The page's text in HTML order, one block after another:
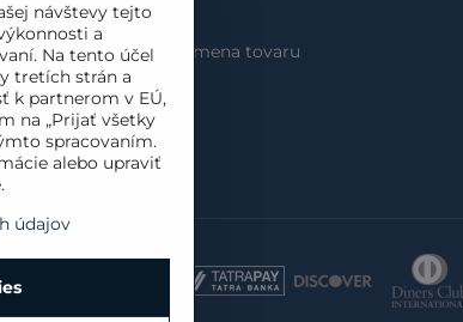
GDPR
vrátenie a výmena tovaru
reklamácia
cookies
návštevy tejto
a
Na tento účel
tretích strán a
k partnerom v EÚ,
na „Prijať všetky
spracovaním.
alebo upraviť
údajov